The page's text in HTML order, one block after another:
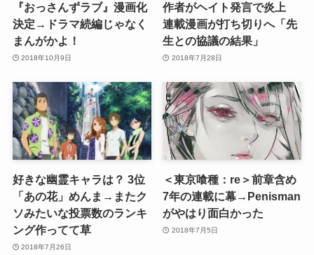
『おっさんずラブ』漫画化
決定→ドラマ続編じゃなく
まんがかよ！
2018年10月9日
作者がヘイト発言で炎上
連載漫画が打ち切りへ「先
生との協議の結果」
2018年7月28日
好きな幽霊キャラは？ 3位
「あの花」めんま→またク
ソみたいな投票数のランキ
ング作ってて草
2018年7月26日
＜東京喰種：re＞前章含め
7年の連載に幕→Penisman
がやはり面白かった
2018年7月5日